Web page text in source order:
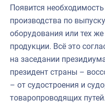
Появится
производства по
оборудования или тех
продукции. Всё это
на заседании
президент страны –
– от судостроения и
товаропроводящих путей.